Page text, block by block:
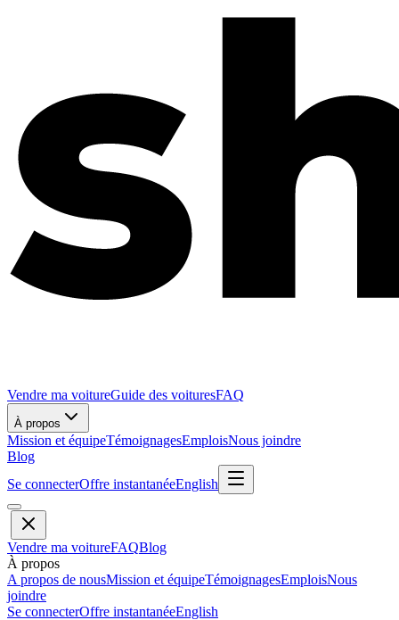
Vendre ma voitureGuide des voituresFAQ
À propos
Mission et équipeTémoignagesEmploisNous joindre
Blog
Se connecterOffre instantanéeEnglish
Vendre ma voitureFAQBlog
À propos
A propos de nousMission et équipeTémoignagesEmploisNous
joindre
Se connecterOffre instantanéeEnglish